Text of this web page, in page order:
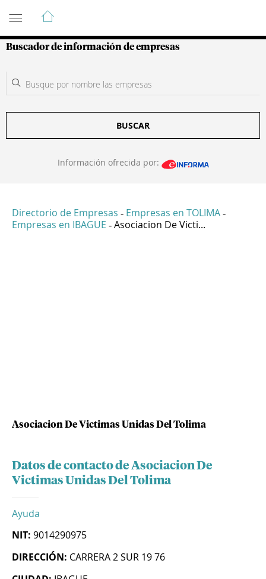
Guía de Empresas Colombianas
Buscador de información de empresas
BUSCAR
Información ofrecida por:
Directorio de Empresas - Empresas en TOLIMA -
Empresas en IBAGUE - Asociacion De Victi...
Asociacion De Victimas Unidas Del Tolima
Datos de contacto de Asociacion De
Victimas Unidas Del Tolima
Ayuda
NIT: 9014290975
DIRECCIÓN: CARRERA 2 SUR 19 76